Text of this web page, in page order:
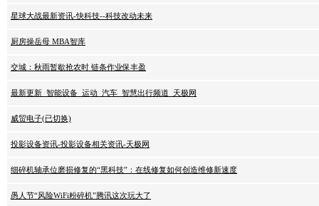
星球大战最新资讯-快科技--科技改动未来
厨房操岳母 MBA智库
交城：秋雨暂歇抢农时 链条作业保丰盈
最新更新_智能设备_运动_汽车_智慧出行频道_天极网
威贸电子(已切换)
投影设备资讯-投影设备相关资讯-天极网
细碎机轴承位磨损修复的“黑科技”：在线修复如何创造维修新速度
愚人节“风险WiFi粉碎机”腾讯这次玩大了